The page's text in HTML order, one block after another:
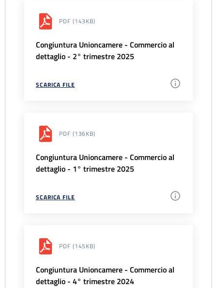
PDF (143KB)
Congiuntura Unioncamere - Commercio al
dettaglio - 2° trimestre 2025
SCARICA FILE
PDF (136KB)
Congiuntura Unioncamere - Commercio al
dettaglio - 1° trimestre 2025
SCARICA FILE
PDF (145KB)
Congiuntura Unioncamere - Commercio al
dettaglio - 4° trimestre 2024